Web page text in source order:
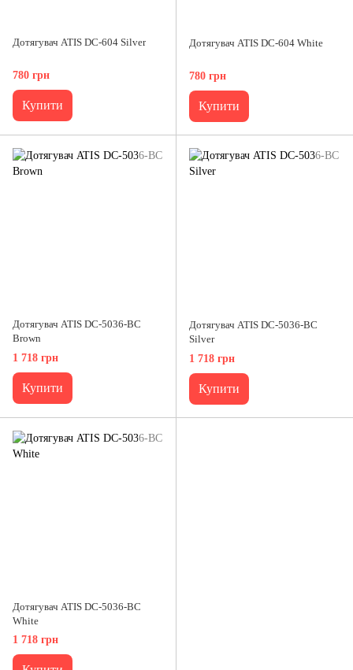
Дотягувач ATIS DC-604 Silver
780 грн
Купити
Дотягувач ATIS DC-604 White
780 грн
Купити
Дотягувач ATIS DC-5036-BC
Brown
1 718 грн
Купити
Дотягувач ATIS DC-5036-BC
Silver
1 718 грн
Купити
Дотягувач ATIS DC-5036-BC
White
1 718 грн